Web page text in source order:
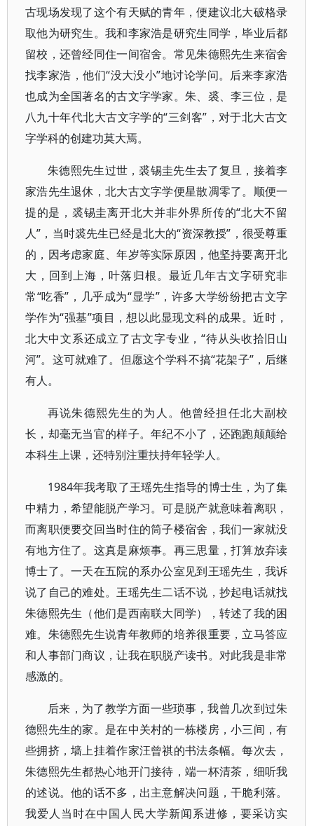
古现场发现了这个有天赋的青年，便建议北大破格录
取他为研究生。我和李家浩是研究生同学，毕业后都
留校，还曾经同住一间宿舍。常见朱德熙先生来宿舍
找李家浩，他们“没大没小”地讨论学问。后来李家浩
也成为全国著名的古文字学家。朱、裘、李三位，是
八九十年代北大古文字学的“三剑客”，对于北大古文
字学科的创建功莫大焉。
朱德熙先生过世，裘锡圭先生去了复旦，接着李
家浩先生退休，北大古文字学便星散凋零了。顺便一
提的是，裘锡圭离开北大并非外界所传的“北大不留
人”，当时裘先生已经是北大的“资深教授”，很受尊重
的，因考虑家庭、年岁等实际原因，他坚持要离开北
大，回到上海，叶落归根。最近几年古文字研究非
常“吃香”，几乎成为“显学”，许多大学纷纷把古文字
学作为“强基”项目，想以此显现文科的成果。近时，
北大中文系还成立了古文字专业，“待从头收拾旧山
河”。这可就难了。但愿这个学科不搞“花架子”，后继
有人。
再说朱德熙先生的为人。他曾经担任北大副校
长，却毫无当官的样子。年纪不小了，还跑跑颠颠给
本科生上课，还特别注重扶持年轻学人。
1984年我考取了王瑶先生指导的博士生，为了集
中精力，希望能脱产学习。可是脱产就意味着离职，
而离职便要交回当时住的筒子楼宿舍，我们一家就没
有地方住了。这真是麻烦事。再三思量，打算放弃读
博士了。一天在五院的系办公室见到王瑶先生，我诉
说了自己的难处。王瑶先生二话不说，抄起电话就找
朱德熙先生（他们是西南联大同学），转述了我的困
难。朱德熙先生说青年教师的培养很重要，立马答应
和人事部门商议，让我在职脱产读书。对此我是非常
感激的。
后来，为了教学方面一些琐事，我曾几次到过朱
德熙先生的家。是在中关村的一栋楼房，小三间，有
些拥挤，墙上挂着作家汪曾祺的书法条幅。每次去，
朱德熙先生都热心地开门接待，端一杯清茶，细听我
的述说。他的话不多，出主意解决问题，干脆利落。
我爱人当时在中国人民大学新闻系进修，要采访实